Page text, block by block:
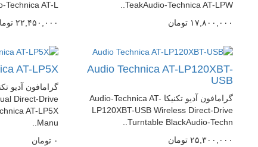
TeakAudio-Technica AT-LPW..
١٧,٨٠٠,٠٠٠ تومان
Technica AT-L..
٢٢,۴۵٠,٠٠٠
Audio Technica AT-LP120XBT-
USB
گرامافون آدیو تکنیکا Audio-Technica AT-
LP120XBT-USB Wireless Direct-Drive
Turntable BlackAudio-Techn..
٢۵,٣٠٠,٠٠٠
تومان
AT-LP5X
Direct-Drive
AT-LP5X
Manu..
٠ تومان